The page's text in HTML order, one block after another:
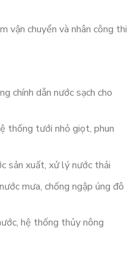
vận chuyển và nhân công thi
chính dẫn nước sạch cho
thống tưới nhỏ giọt, phun
sản xuất, xử lý nước thải
mưa, chống ngập úng đô
hệ thống thủy nông